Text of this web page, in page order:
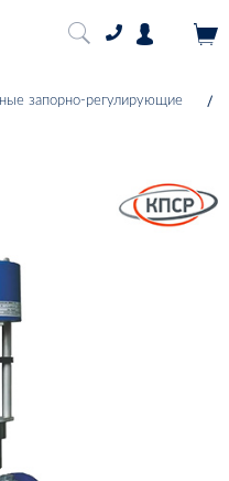
запорно-регулирующие